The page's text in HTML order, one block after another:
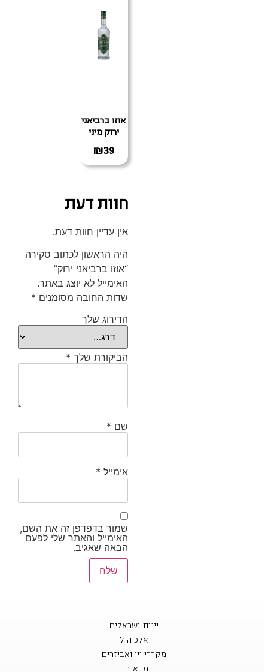
אוזו ברביאני
ירוק מיני
₪39
חוות דעת
אין עדיין חוות דעת.
היה הראשון לכתוב סקירה
“אוזו ברביאני ירוק”
האימייל לא יוצג באתר.
שדות החובה מסומנים *
הדירוג שלך
הביקורת שלך*
שם *
אימייל*
שמור בדפדפן זה את השם,
האימייל והאתר שלי לפעם
הבאה שאגיב.
יינות ישראלים
אלכוהול
מקררי יין ואביזרים
מי אנחנו